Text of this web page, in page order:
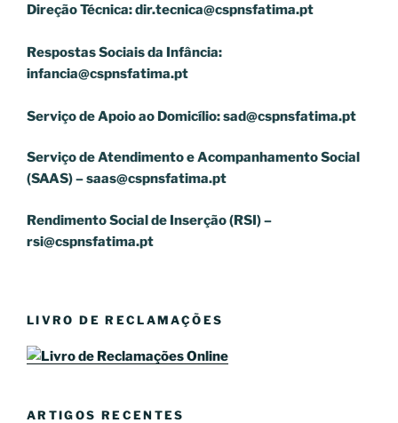
Direção Técnica:dir.tecnica@cspnsfatima.pt
Respostas Sociais da Infância:
infancia@cspnsfatima.pt
Serviço de Apoio ao Domicílio:sad@cspnsfatima.pt
Serviço de Atendimento e Acompanhamento Social
(SAAS) –saas@cspnsfatima.pt
Rendimento Social de Inserção (RSI) –
rsi@cspnsfatima.pt
LIVRO DE RECLAMAÇÕES
ARTIGOS RECENTES